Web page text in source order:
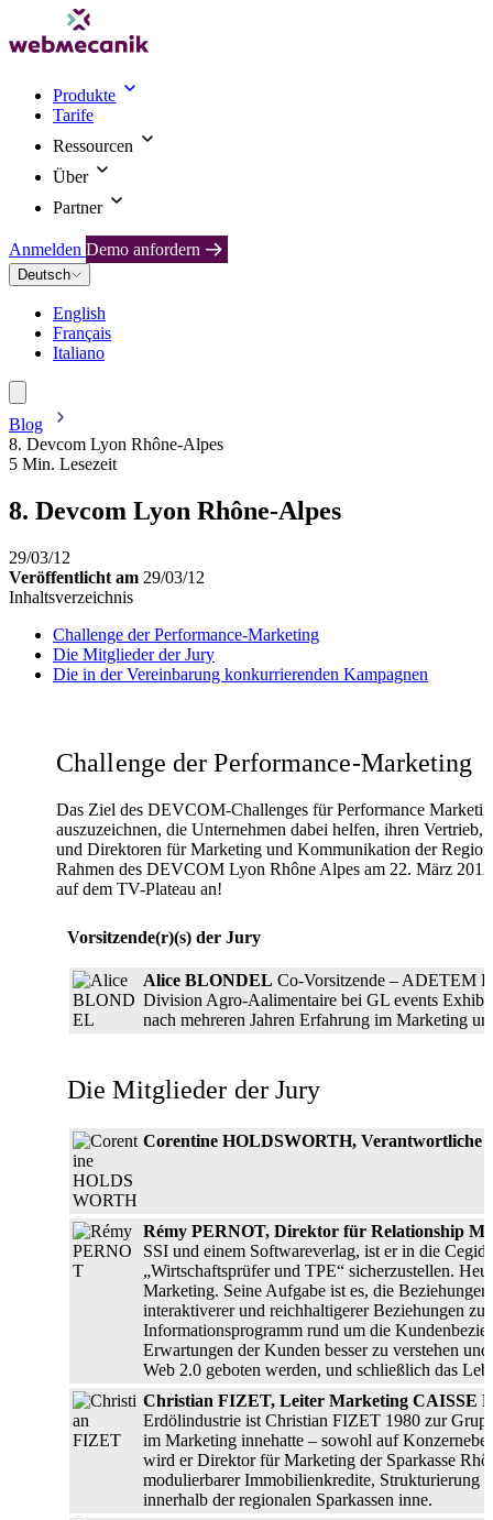
Produkte
Tarife
Ressourcen
Über
Partner
Anmelden Demo anfordern
Deutsch
English
Français
Italiano
Blog
8. Devcom Lyon Rhône-Alpes
5 Min. Lesezeit
8. Devcom Lyon Rhône-Alpes
29/03/12
Veröffentlicht am 29/03/12
Inhaltsverzeichnis
Challenge der Performance-Marketing
Die Mitglieder der Jury
Die in der Ver­einbarung konkurrierenden Kampagnen
Challenge der Performance-Marketing
Das Ziel des DEVCOM-Challenges für Performance
auszuzeichnen, die Unternehmen dabei helfen, ihren
und Direktoren für Marketing und Kommunikation der
Rahmen des DEVCOM Lyon Rhône Alpes am 22. März
auf dem TV-Plateau an!
Vorsitzende(r)(s) der Jury
Alice BLONDEL Co-Vorsitzende – ADETEM
Division Agro-Aalimentaire bei GL events
nach mehreren Jahren Erfahrung im Marketing
Die Mitglieder der Jury
Corentine HOLDSWORTH,
Rémy PERNOT, Direktor für Relationship
SSI und einem Softwareverlag, ist er in die
„Wirtschaftsprüfer und TPE“ sicherzustellen.
Marketing. Seine Aufgabe ist es, die
interaktiverer und reichhaltigerer Beziehungen
Informationsprogramm rund um die
Erwartungen der Kunden besser zu verstehen
Web 2.0 geboten werden, und schließlich das
Christian FIZET, Leiter Marketing CAISSE
Erdölindustrie ist Christian FIZET 1980 zur
im Marketing innehatte – sowohl auf
wird er Direktor für Marketing der Sparkasse
modulierbarer Immobilienkredite, Strukturierung
innerhalb der regionalen Sparkassen inne.